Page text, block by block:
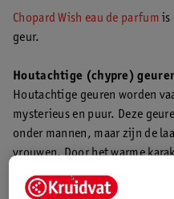
Chopard Wish eau de parfum is
geur.
Houtachtige (chypre)
Houtachtige geuren worden
mysterieus en puur. Deze
onder mannen, maar zijn de
vrouwen. Door het warme
ideaal voor de winterdagen,
formele bijeenkomsten of